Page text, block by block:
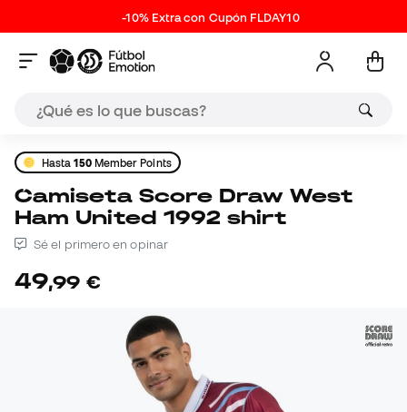
-10% Extra con Cupón FLDAY10
Hasta150Member Points
Camiseta Score Draw West
Ham United 1992 shirt
Sé el primero en opinar
49,99 €